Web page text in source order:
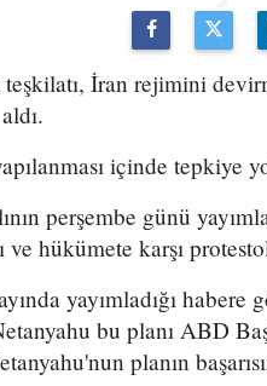
İran rejimini
içinde tepkiye
perşembe günü
ve hükümete karşı
yayımladığı
bu planı ABD
planın